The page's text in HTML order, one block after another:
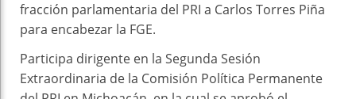
fracción parlamentaria del PRI a Carlos Torres Piña
para encabezar la FGE.
Participa dirigente en la Segunda Sesión
Extraordinaria de la Comisión Política Permanente